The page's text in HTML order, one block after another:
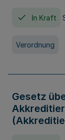
In Kraft
Verordnung
Gesetz